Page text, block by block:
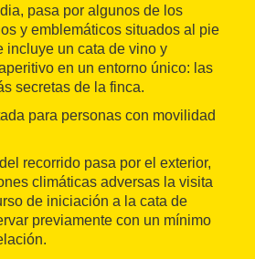
pasa por algunos de los
y emblemáticos situados al pie
incluye un cata de vino y
en un entorno único: las
secretas de la finca.
para personas con movilidad
recorrido pasa por el exterior,
climáticas adversas la visita
de iniciación a la cata de
previamente con un mínimo